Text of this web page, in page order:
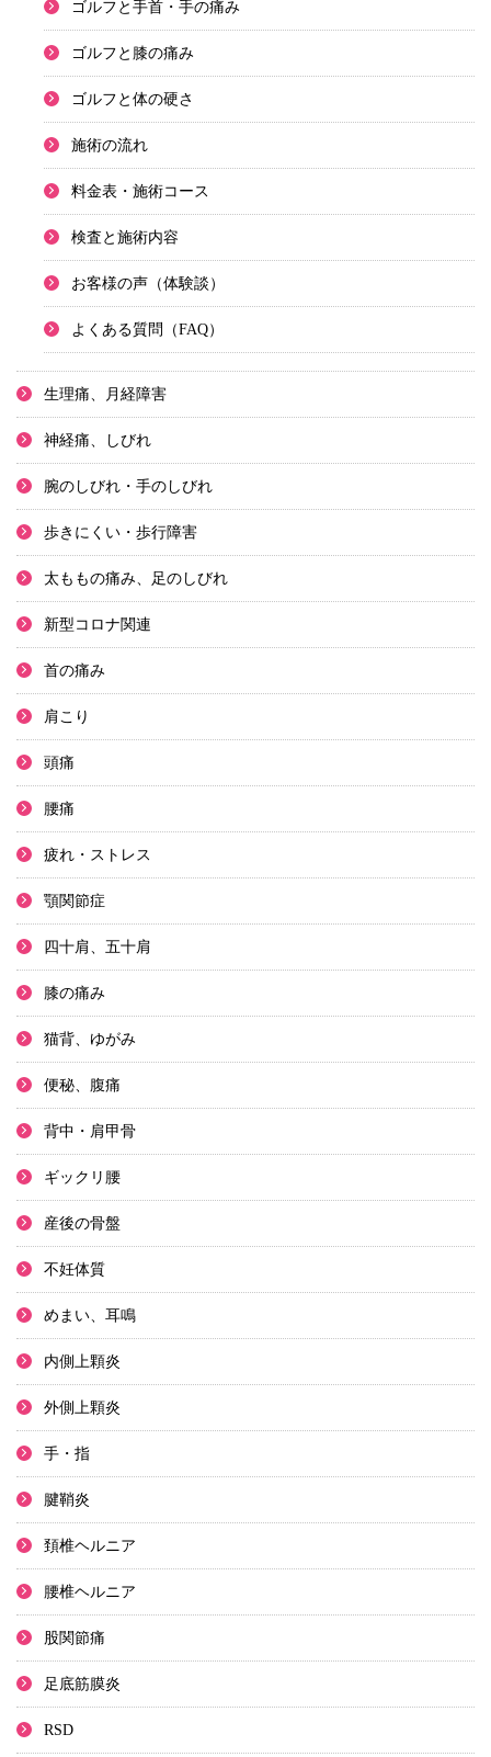
ゴルフと手首・手の痛み
ゴルフと膝の痛み
ゴルフと体の硬さ
施術の流れ
料金表・施術コース
検査と施術内容
お客様の声（体験談）
よくある質問（FAQ）
生理痛、月経障害
神経痛、しびれ
腕のしびれ・手のしびれ
歩きにくい・歩行障害
太ももの痛み、足のしびれ
新型コロナ関連
首の痛み
肩こり
頭痛
腰痛
疲れ・ストレス
顎関節症
四十肩、五十肩
膝の痛み
猫背、ゆがみ
便秘、腹痛
背中・肩甲骨
ギックリ腰
産後の骨盤
不妊体質
めまい、耳鳴
内側上顆炎
外側上顆炎
手・指
腱鞘炎
頚椎ヘルニア
腰椎ヘルニア
股関節痛
足底筋膜炎
RSD